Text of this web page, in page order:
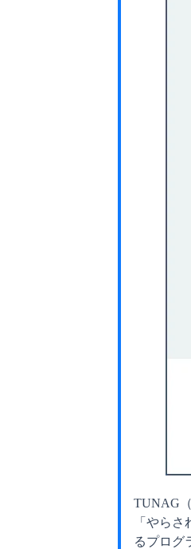
TUNAG
「やら
るプログ